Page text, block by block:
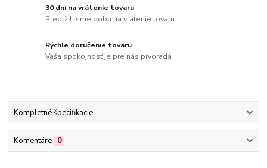
30 dní na vrátenie tovaru
Predĺžili sme dobu na vrátenie tovaru
Rýchle doručenie tovaru
Vaša spokojnosť je pre nás prvoradá
Kompletné špecifikácie
Komentáre 0